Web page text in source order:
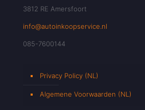
3812 RE Amersfoort
info@autoinkoopservice.nl
085-7600144
Privacy Policy (NL)
Algemene Voorwaarden (NL)